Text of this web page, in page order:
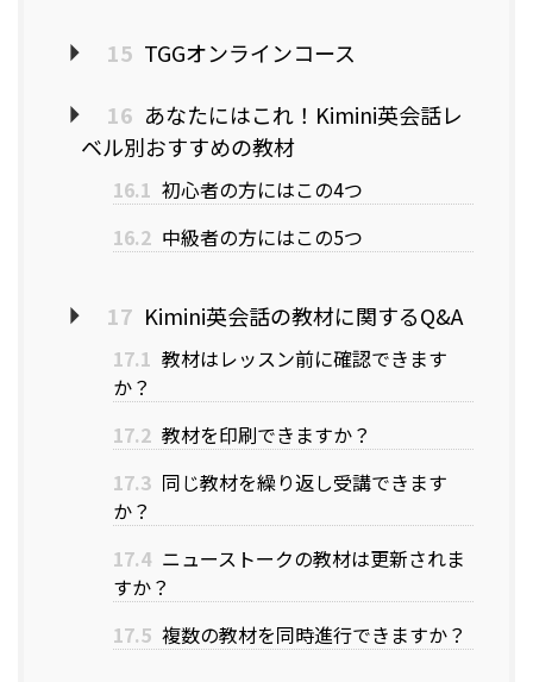
15 TGGオンラインコース
16 あなたにはこれ！Kimini英会話レ
ベル別おすすめの教材
16.1 初心者の方にはこの4つ
16.2 中級者の方にはこの5つ
17 Kimini英会話の教材に関するQ&A
17.1 教材はレッスン前に確認できます
か？
17.2 教材を印刷できますか？
17.3 同じ教材を繰り返し受講できます
か？
17.4 ニューストークの教材は更新されま
すか？
17.5 複数の教材を同時進行できますか？